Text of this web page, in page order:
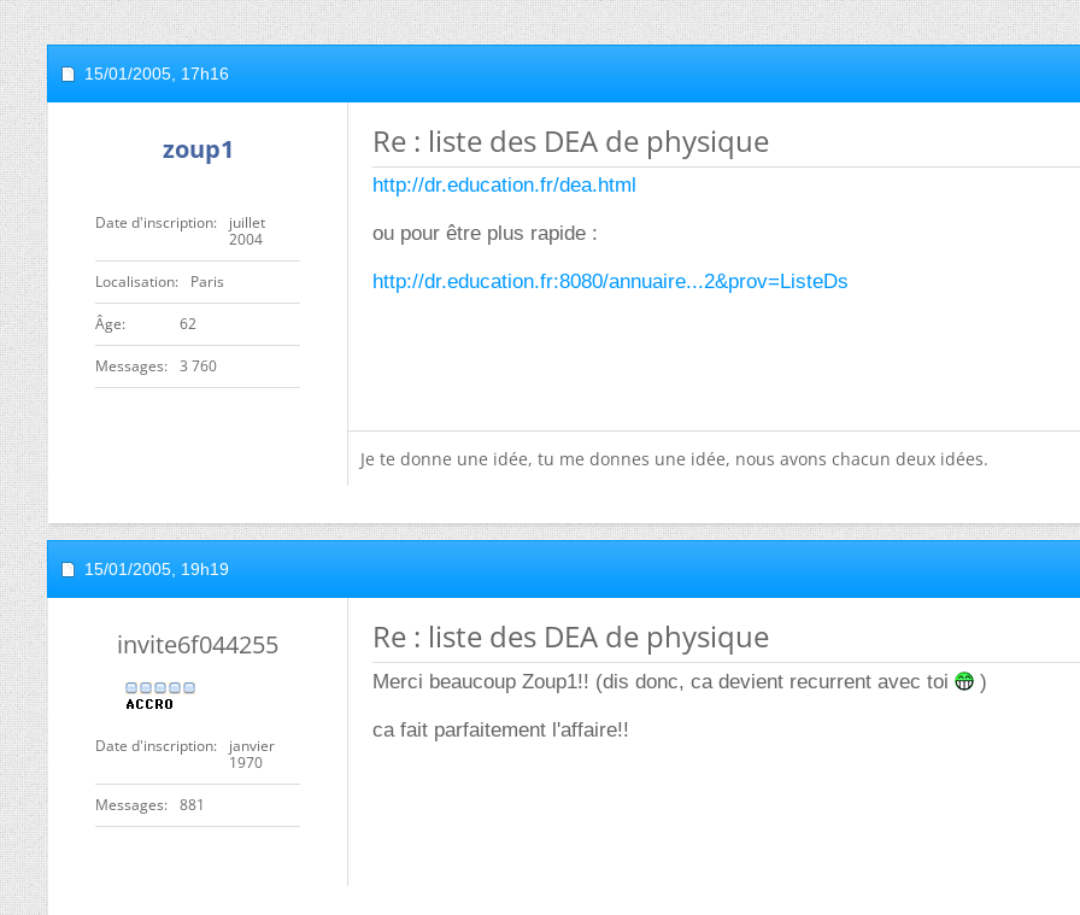
15/01/2005, 17h16
zoup1
Date d'inscription
juillet
2004
Localisation Paris
ge 62
Messages 3 760
Re : liste des DEA de physique
http://dr.education.fr/dea.html
ou pour être plus rapide :
http://dr.education.fr:8080/annuaire...2&prov=ListeDs
Je te donne une idée, tu me donnes une idée, nous avons chacun deux idées.
15/01/2005, 19h19
invite6f044255
Date d'inscription
janvier
1970
Messages 881
Re : liste des DEA de physique
Merci beaucoup Zoup1!! (dis donc, ca devient recurrent avec toi )
ca fait parfaitement l'affaire!!